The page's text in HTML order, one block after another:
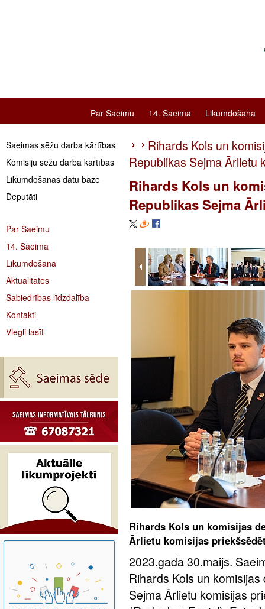
Par Saeimu 14. Saeima Likumdošana
Saeimas sēžu darba kārtības
Komisiju sēžu darba kārtības
Likumdošanas datu bāze
Deputāti
Par Saeimu
14. Saeima
Likumdošana
Aktualitātes
Sabiedrības līdzdalība
Kontakti
Viegli lasīt
Rihards Kols un
Republikas Sejma Ārlietu
Rihards Kols un
Republikas Sejma
Rihards Kols un komisijas
Ārlietu komisijas
2023.gada 30.maijs.
Rihards Kols un
Sejma Ārlietu komisijas